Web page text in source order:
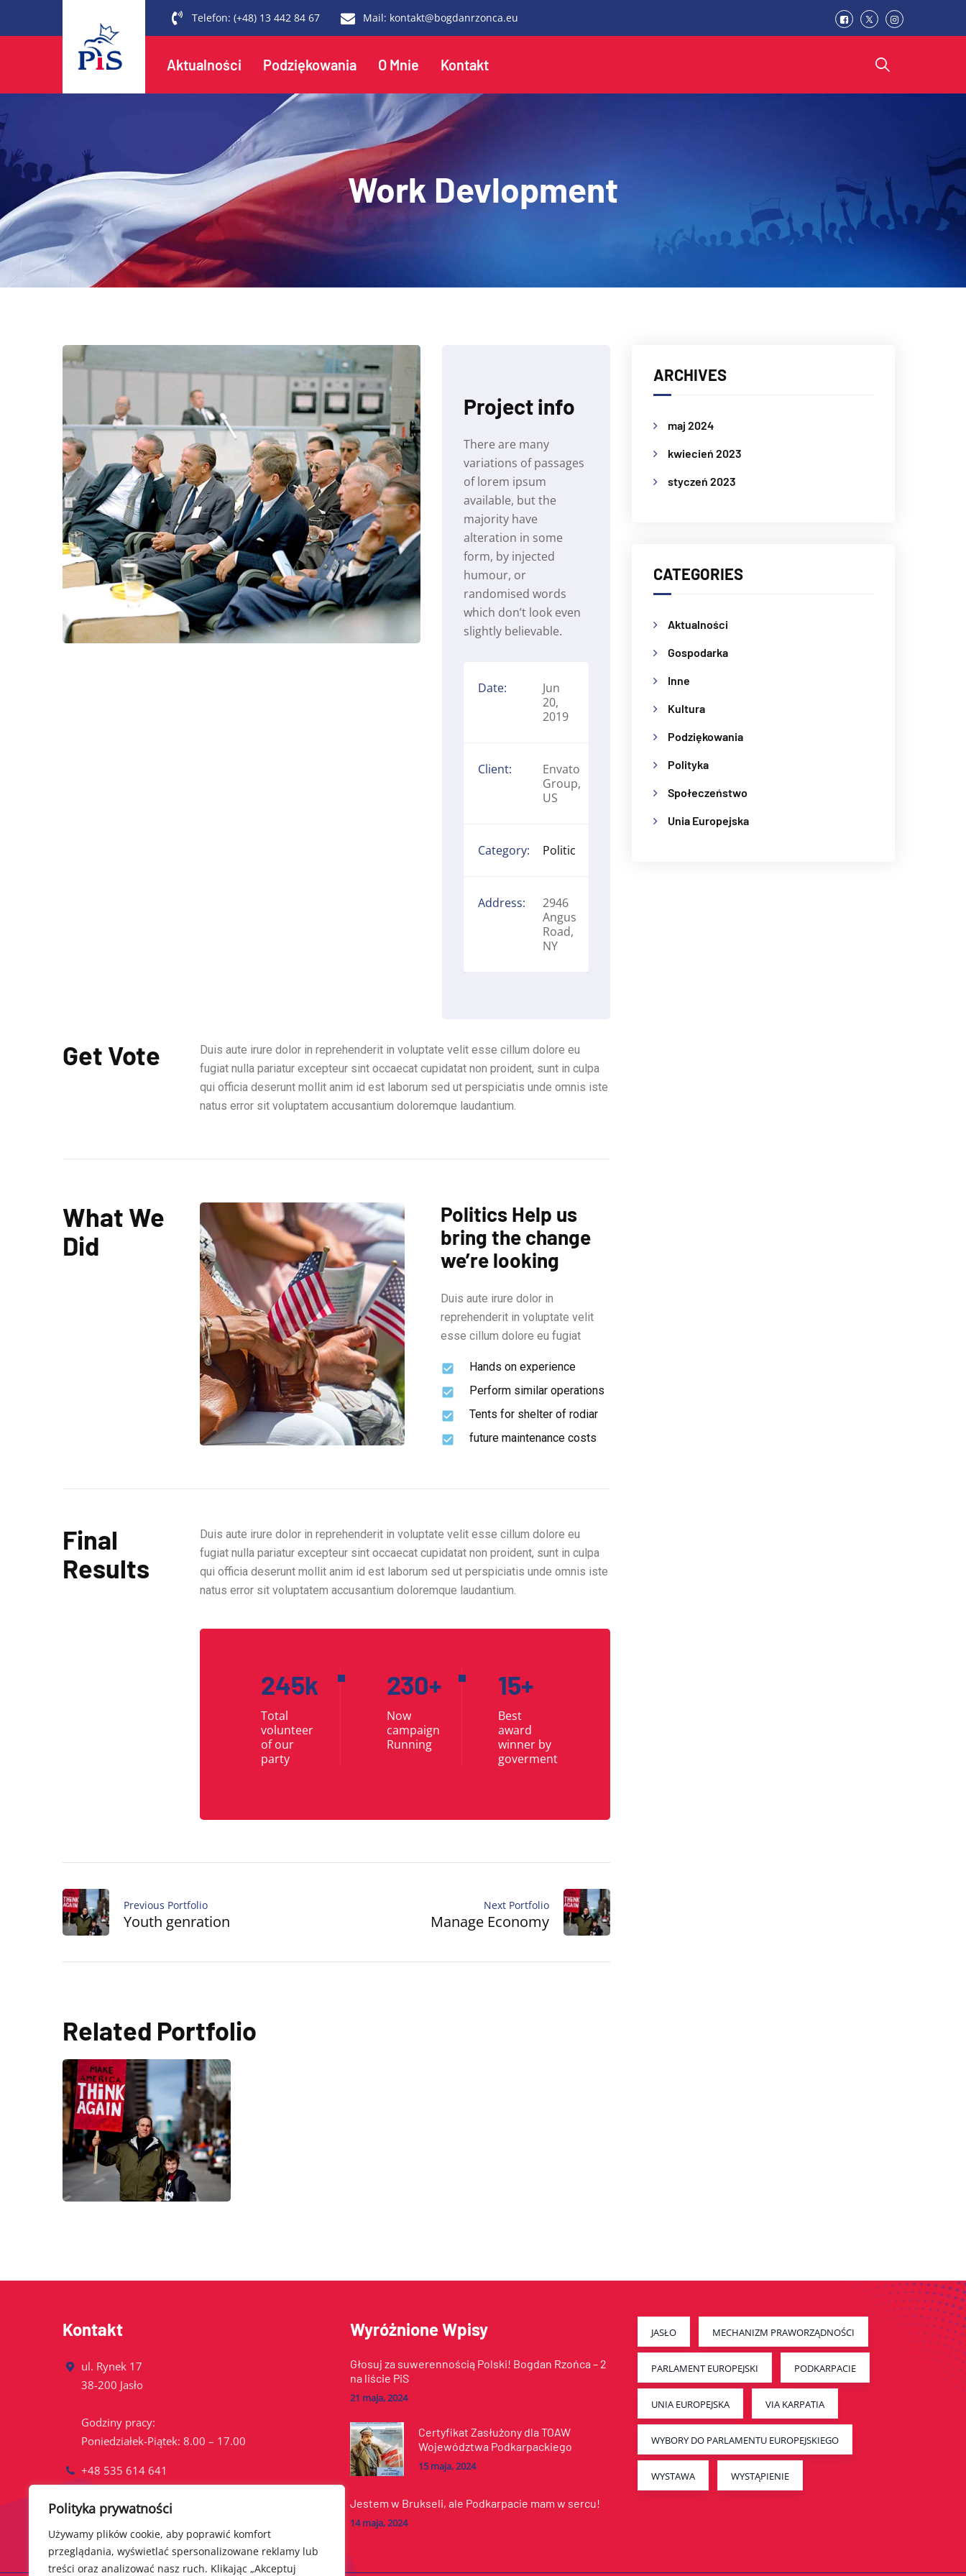
Polityka prywatności
Używamy plików cookie, aby poprawić komfort
przeglądania, wyświetlać spersonalizowane reklamy lub
treści oraz analizować nasz ruch. Klikając „Akceptuj
Telefon: (+48) 13 442 84 67 Mail: kontakt@bogdanrzonca.eu
Aktualności Podziękowania O Mnie Kontakt
Work Devlopment
Project info
There are many
variations of passages
of lorem ipsum
available, but the
majority have
alteration in some
form, by injected
humour, or
randomised words
which don’t look even
slightly believable.
Date:
Jun
20,
2019
Client:
Envato
Group,
US
Category: Politic
Address:
2946
Angus
Road,
NY
Get Vote
Duis aute irure dolor in reprehenderit in voluptate velit esse cillum dolore eu
fugiat nulla pariatur excepteur sint occaecat cupidatat non proident, sunt in culpa
qui officia deserunt mollit anim id est laborum sed ut perspiciatis unde omnis iste
natus error sit voluptatem accusantium doloremque laudantium.
What We
Did
Politics Help us
bring the change
we’re looking
Duis aute irure dolor in
reprehenderit in voluptate velit
esse cillum dolore eu fugiat
Hands on experience
Perform similar operations
Tents for shelter of rodiar
future maintenance costs
Final
Results
Duis aute irure dolor in reprehenderit in voluptate velit esse cillum dolore eu
fugiat nulla pariatur excepteur sint occaecat cupidatat non proident, sunt in culpa
qui officia deserunt mollit anim id est laborum sed ut perspiciatis unde omnis iste
natus error sit voluptatem accusantium doloremque laudantium.
250k
Total
volunteer
of our
party
231+
Now
campaign
Running
15+
Best
award
winner by
goverment
Previous Portfolio
Youth genration
Next Portfolio
Manage Economy
Related Portfolio
ARCHIVES
maj 2024
kwiecień 2023
styczeń 2023
CATEGORIES
Aktualności
Gospodarka
Inne
Kultura
Podziękowania
Polityka
Społeczeństwo
Unia Europejska
Kontakt
ul. Rynek 17
38-200 Jasło
Godziny pracy:
Poniedziałek-Piątek: 8.00 – 17.00
+48 535 614 641
Kontakt@bogdanrzonca.eu
Wyróżnione Wpisy
Głosuj za suwerennością Polski! Bogdan Rzońca – 2
na liście PiS
21 maja, 2024
Certyfikat Zasłużony dla TOAW
Województwa Podkarpackiego
15 maja, 2024
Jestem w Brukseli, ale Podkarpacie mam w sercu!
14 maja, 2024
JASŁO MECHANIZM PRAWORZĄDNOŚCI
PARLAMENT EUROPEJSKI PODKARPACIE
UNIA EUROPEJSKA VIA KARPATIA
WYBORY DO PARLAMENTU EUROPEJSKIEGO
WYSTAWA WYSTĄPIENIE